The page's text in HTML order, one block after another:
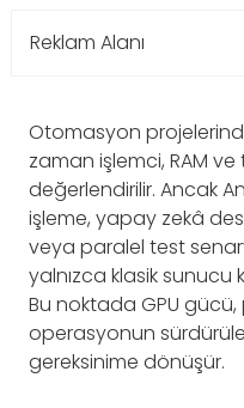
Reklam Alanı
Otomasyon
zaman işlemci, RAM
değerlendirilir. Ancak
işleme, yapay zekâ
veya paralel test
yalnızca klasik sunucu
Bu noktada GPU
operasyonun
gereksinime dönüşür.